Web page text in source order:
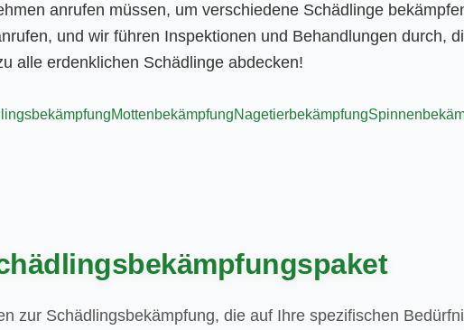
anrufen müssen, um verschiedene Schädlinge
und wir führen Inspektionen und Behandlungen durch,
alle erdenklichen Schädlinge abdecken!
MottenbekämpfungNagetierbekämpfung
zur Schädlingsbekämpfung, die auf Ihre spezifischen